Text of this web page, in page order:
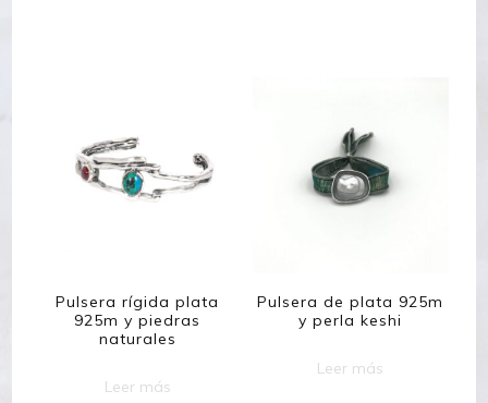
Pulsera rígida plata
925m y piedras
naturales
Leer más
Pulsera de plata 925m
y perla keshi
Leer más